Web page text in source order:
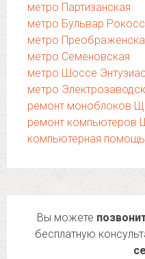
метро Партизанская
метро Бульвар
метро
метро Семеновская
метро Шоссе
метро
ремонт моноблоков
ремонт компьютеров
компьютерная
Вы можете
бесплатную